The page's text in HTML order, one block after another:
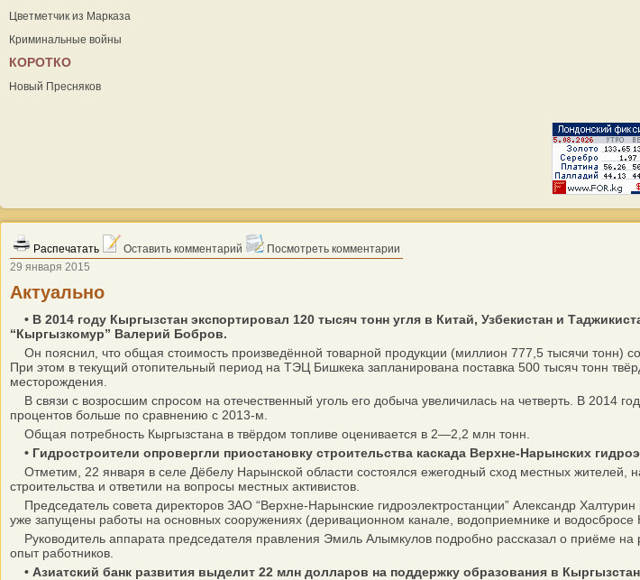
Цветметчик из Марказа
Криминальные войны
КОРОТКО
Новый Пресняков
Распечатать Оставить комментарий
Посмотреть комментарии
29 января 2015
Актуально
• В 2014 году Кыргызстан экспортировал 120 тысяч тонн угля в Китай, Узбекистан и
“Кыргызкомур” Валерий Бобров.
Он пояснил, что общая стоимость произведённой товарной продукции (миллион 777,5 тысячи тонн)
При этом в текущий отопительный период на ТЭЦ Бишкека запланирована поставка 500 тысяч тонн
месторождения.
В связи с возросшим спросом на отечественный уголь его добыча увеличилась на четверть. В 2014
процентов больше по сравнению с 2013-м.
Общая потребность Кыргызстана в твёрдом топливе оценивается в 2—2,2 млн тонн.
• Гидростроители опровергли приостановку строительства каскада Верхне-Нарынских
Отметим, 22 января в селе Дёбелу Нарынской области состоялся ежегодный сход местных жителей,
строительства и ответили на вопросы местных активистов.
Председатель совета директоров ЗАО “Верхне-Нарынские гидроэлектростанции” Александр
уже запущены работы на основных сооружениях (деривационном канале, водоприемнике и
Руководитель аппарата председателя правления Эмиль Алымкулов подробно рассказал о приёме
опыт работников.
• Азиатский банк развития выделит 22 млн долларов на поддержку образования в